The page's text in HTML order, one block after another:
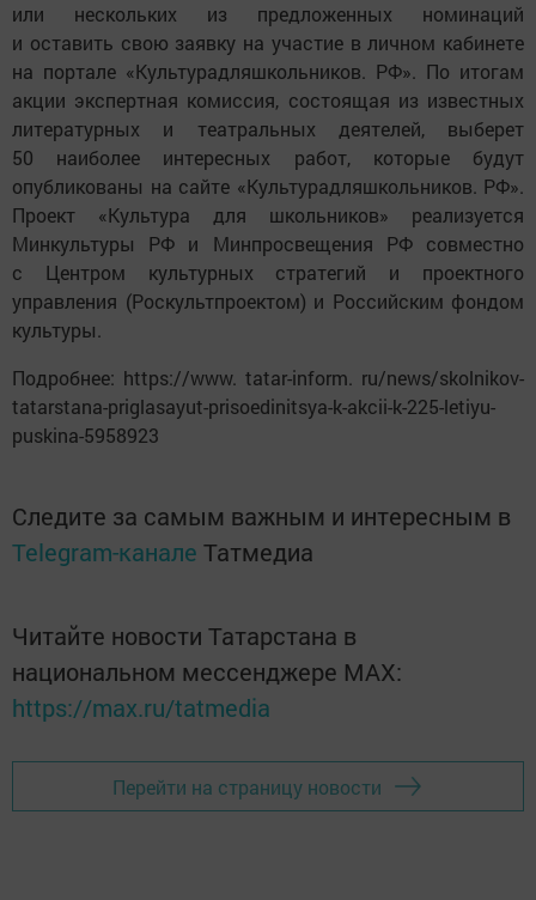
или нескольких из предложенных номинаций
и оставить свою заявку на участие в личном кабинете
на портале «Культурадляшкольников. РФ». По итогам
акции экспертная комиссия, состоящая из известных
литературных и театральных деятелей, выберет
50 наиболее интересных работ, которые будут
опубликованы на сайте «Культурадляшкольников. РФ».
Проект «Культура для школьников» реализуется
Минкультуры РФ и Минпросвещения РФ совместно
с Центром культурных стратегий и проектного
управления (Роскультпроектом) и Российским фондом
культуры.
Подробнее: https://www. tatar-inform. ru/news/skolnikov-
tatarstana-priglasayut-prisoedinitsya-k-akcii-k-225-letiyu-
puskina-5958923
Следите за самым важным и интересным в
Telegram-канале Татмедиа
Читайте новости Татарстана в
национальном мессенджере MАХ:
https://max.ru/tatmedia
Перейти на страницу новости